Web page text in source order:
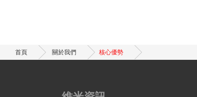
首頁 關於我們 核心優勢